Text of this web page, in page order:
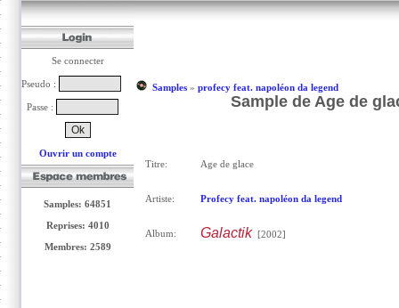
Se connecter
Pseudo :
Passe :
Ouvrir un compte
Samples: 64851
Reprises: 4010
Membres: 2589
Samples» profecy feat. napoléon da legend
Sample de Age de
Titre: Age de glace
Artiste: Profecy feat. napoléon da legend
Album: Galactik[2002]